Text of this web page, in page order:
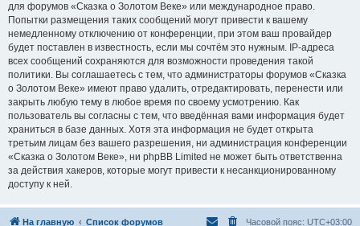
для форумов «Сказка о Золотом Веке» или международное право.
Попытки размещения таких сообщений могут привести к вашему
немедленному отключению от конференции, при этом ваш провайдер
будет поставлен в известность, если мы сочтём это нужным. IP-адреса
всех сообщений сохраняются для возможности проведения такой
политики. Вы соглашаетесь с тем, что администраторы форумов «Сказка
о Золотом Веке» имеют право удалить, отредактировать, перенести или
закрыть любую тему в любое время по своему усмотрению. Как
пользователь вы согласны с тем, что введённая вами информация будет
храниться в базе данных. Хотя эта информация не будет открыта
третьим лицам без вашего разрешения, ни администрация конференции
«Сказка о Золотом Веке», ни phpBB Limited не может быть ответственна
за действия хакеров, которые могут привести к несанкционированному
доступу к ней.
На главную Список форумов Часовой пояс: UTC+03:00